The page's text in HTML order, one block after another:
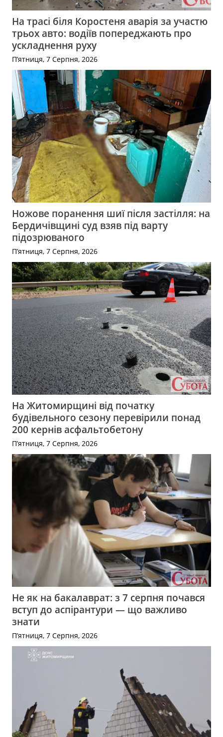
На трасі біля Коростеня аварія за участю
трьох авто: водіїв попереджають про
ускладнення руху
П’ятниця, 7 Серпня, 2026
Ножове поранення шиї після застілля: на
Бердичівщині суд взяв під варту
підозрюваного
П’ятниця, 7 Серпня, 2026
На Житомирщині від початку
будівельного сезону перевірили понад
200 кернів асфальтобетону
П’ятниця, 7 Серпня, 2026
Не як на бакалаврат: з 7 серпня почався
вступ до аспірантури — що важливо
знати
П’ятниця, 7 Серпня, 2026